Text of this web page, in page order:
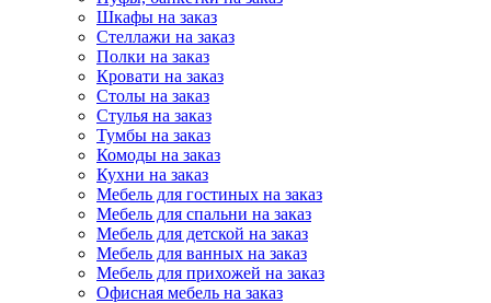
Шкафы на заказ
Стеллажи на заказ
Полки на заказ
Кровати на заказ
Столы на заказ
Стулья на заказ
Тумбы на заказ
Комоды на заказ
Кухни на заказ
Мебель для гостиных на заказ
Мебель для спальни на заказ
Мебель для детской на заказ
Мебель для ванных на заказ
Мебель для прихожей на заказ
Офисная мебель на заказ